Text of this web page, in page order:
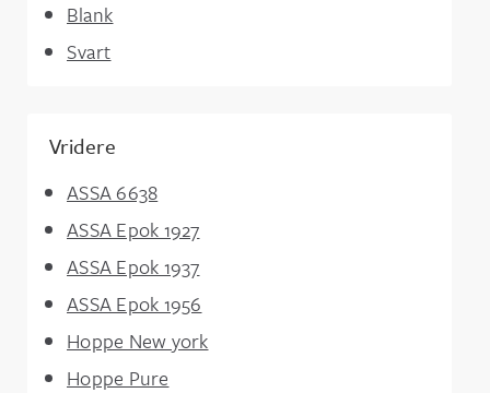
Blank
Svart
Vridere
ASSA 6638
ASSA Epok 1927
ASSA Epok 1937
ASSA Epok 1956
Hoppe New york
Hoppe Pure